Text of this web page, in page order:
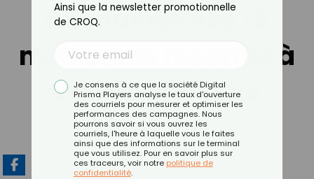
Découvrez nos 15
meilleures recettes à
base de flocons
d'avoine
Ainsi que la newsletter promotionnelle
de CROQ.
Je consens à ce que la société Digital
Prisma Players analyse le taux d'ouverture
des courriels pour mesurer et optimiser les
performances des campagnes. Nous
pourrons savoir si vous ouvrez les
courriels, l'heure à laquelle vous le faites
ainsi que des informations sur le terminal
que vous utilisez. Pour en savoir plus sur
ces traceurs, voir notre politique de
confidentialité.